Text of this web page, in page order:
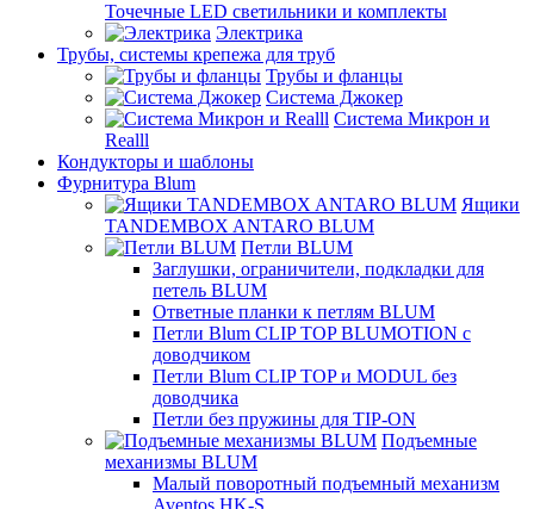
Точечные LED светильники и комплекты
Электрика
Трубы, системы крепежа для труб
Трубы и фланцы
Система Джокер
Система Микрон и
Realll
Кондукторы и шаблоны
Фурнитура Blum
Ящики
TANDEMBOX ANTARO BLUM
Петли BLUM
Заглушки, ограничители, подкладки для
петель BLUM
Ответные планки к петлям BLUM
Петли Blum CLIP TOP BLUMOTION с
доводчиком
Петли Blum CLIP TOP и MODUL без
доводчика
Петли без пружины для TIP-ON
Подъемные
механизмы BLUM
Малый поворотный подъемный механизм
Aventos HK-S